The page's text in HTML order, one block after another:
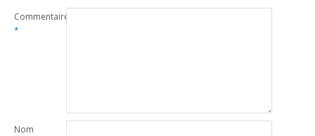
Commentaire
*
Nom